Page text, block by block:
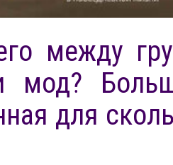
между
мод?
для